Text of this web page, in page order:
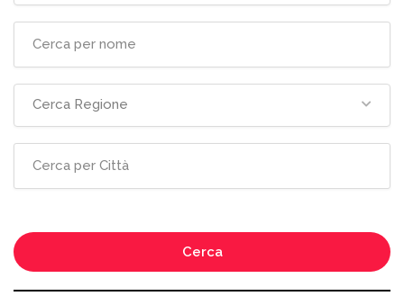
Cerca Regione
Cerca